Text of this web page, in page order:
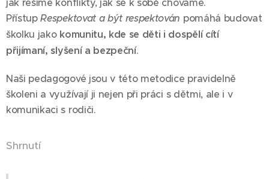
jak řešíme konflikty, jak se k sobě chováme.
PřístupRespektovat a být respektován pomáhá budovat
školku jako komunitu, kde se děti i dospělí cítí
přijímaní, slyšení a bezpeční.
Naši pedagogové jsou v této metodice pravidelně
školeni a využívají ji nejen při práci s dětmi, ale i v
komunikaci s rodiči.
Shrnutí